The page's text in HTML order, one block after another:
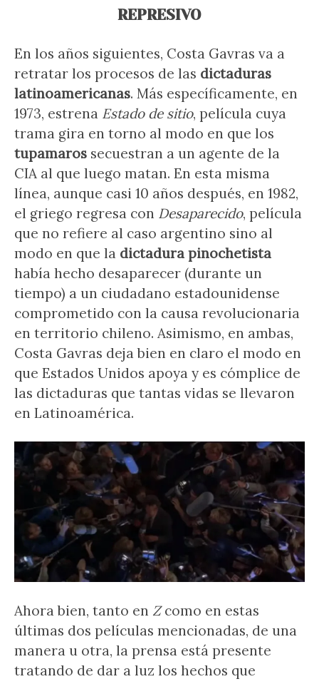
REPRESIVO
En los años siguientes, Costa Gavras va a
retratar los procesos de las dictaduras
latinoamericanas. Más específicamente, en
1973, estrena Estado de sitio, película cuya
trama gira en torno al modo en que los
tupamaros secuestran a un agente de la
CIA al que luego matan. En esta misma
línea, aunque casi 10 años después, en 1982,
el griego regresa con Desaparecido, película
que no refiere al caso argentino sino al
modo en que la dictadura pinochetista
había hecho desaparecer (durante un
tiempo) a un ciudadano estadounidense
comprometido con la causa revolucionaria
en territorio chileno. Asimismo, en ambas,
Costa Gavras deja bien en claro el modo en
que Estados Unidos apoya y es cómplice de
las dictaduras que tantas vidas se llevaron
en Latinoamérica.
Ahora bien, tanto en Zcomo en estas
últimas dos películas mencionadas, de una
manera u otra, la prensa está presente
tratando de dar a luz los hechos que